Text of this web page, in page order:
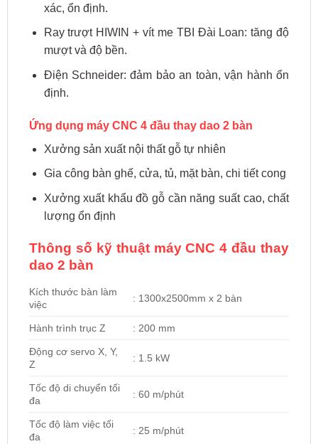
xác, ổn định.
Ray trượt HIWIN + vít me TBI Đài Loan: tăng độ
mượt và độ bền.
Điện Schneider: đảm bảo an toàn, vận hành ổn
định.
Ứng dụng máy CNC 4 đầu thay dao 2 bàn
Xưởng sản xuất nội thất gỗ tự nhiên
Gia công bàn ghế, cửa, tủ, mặt bàn, chi tiết cong
Xưởng xuất khẩu đồ gỗ cần năng suất cao, chất
lượng ổn định
Thông số kỹ thuật máy CNC 4 đầu thay
dao 2 bàn
Kích thước bàn làm
việc
: 1300x2500mm x 2 bàn
Hành trình trục Z : 200 mm
Động cơ servo X, Y,
Z
: 1.5 kW
Tốc độ di chuyển tối
đa
: 60 m/phút
Tốc độ làm việc tối
đa
: 25 m/phút